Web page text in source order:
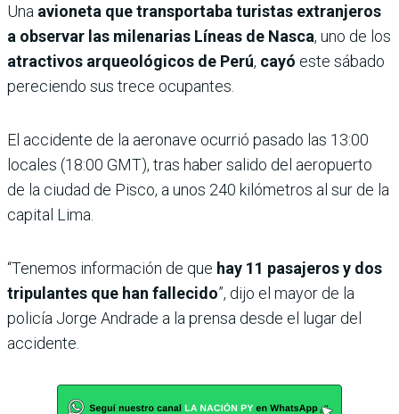
Una avioneta que transportaba turistas extranjeros
a observar las milenarias Líneas de Nasca, uno de los
atractivos arqueológicos de Perú, cayó este sábado
pereciendo sus trece ocupantes.
El accidente de la aeronave ocurrió pasado las 13:00
locales (18:00 GMT), tras haber salido del aeropuerto
de la ciudad de Pisco, a unos 240 kilómetros al sur de la
capital Lima.
“Tenemos información de que hay 11 pasajeros y dos
tripulantes que han fallecido”, dijo el mayor de la
policía Jorge Andrade a la prensa desde el lugar del
accidente.